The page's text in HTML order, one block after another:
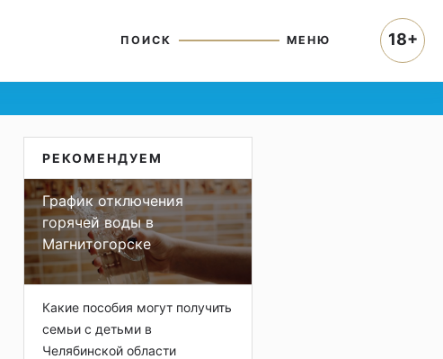
ПОИСК МЕНЮ
РЕКОМЕНДУЕМ
График отключения
горячей воды в
Магнитогорске
Какие пособия могут получить
семьи с детьми в
Челябинской области
18+